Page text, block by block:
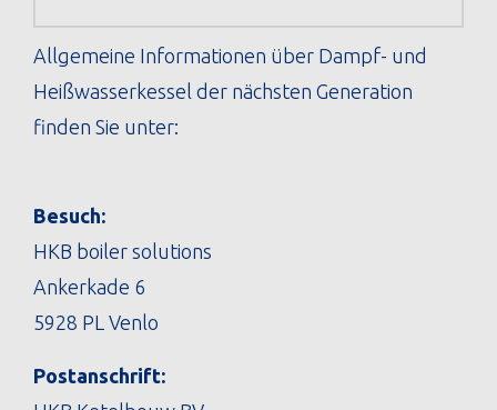
Allgemeine Informationen über Dampf- und
Heißwasserkessel der nächsten Generation
finden Sie unter:
Besuch:
HKB boiler solutions
Ankerkade 6
5928 PL Venlo
Postanschrift: